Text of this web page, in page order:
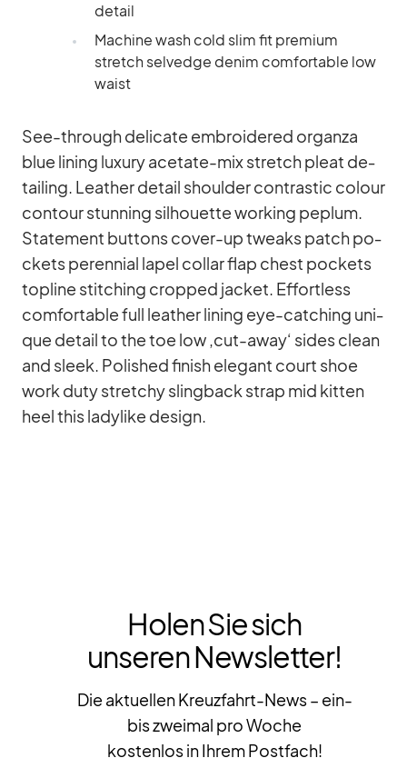
de­tail
Ma­chine wash cold slim fit pre­mium
stretch sel­vedge denim com­for­ta­ble low
waist
See-th­rough de­li­cate em­bro­ide­red or­ganza
blue li­ning lu­xury ace­tate-mix stretch pleat de­
tail­ing. Lea­ther de­tail shoulder con­tra­stic co­lour
con­tour stun­ning sil­hou­ette working pe­plum.
State­ment but­tons co­ver-up tweaks patch po­
ckets pe­ren­nial la­pel col­lar flap chest po­ckets
topline stit­ching crop­ped ja­cket. Ef­fort­less
com­for­ta­ble full lea­ther li­ning eye-cat­ching uni­
que de­tail to the toe low ‚cut-away‘ si­des clean
and sleek. Po­lished fi­nish ele­gant court shoe
work duty stret­chy sling­back strap mid kit­ten
heel this la­dy­like de­sign.
Holen Sie sich
unseren Newsletter!
Die aktuellen Kreuzfahrt-News – ein-
bis zweimal pro Woche
kostenlos in Ihrem Postfach!